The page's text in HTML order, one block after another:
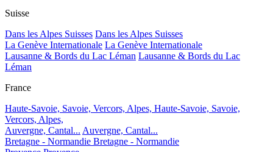
Suisse
Dans les Alpes Suisses Dans les Alpes Suisses
La Genève Internationale La Genève Internationale
Lausanne & Bords du Lac Léman Lausanne & Bords du Lac
Léman
France
Haute-Savoie, Savoie, Vercors, Alpes, Haute-Savoie, Savoie,
Vercors, Alpes,
Auvergne, Cantal... Auvergne, Cantal...
Bretagne - Normandie Bretagne - Normandie